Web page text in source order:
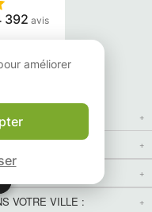
392 avis
:
VOTRE VILLE :
améliorer